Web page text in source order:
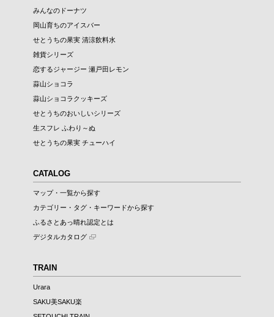
みんなのドーナツ
岡山育ちのアイスバー
せとうちの果実 清涼飲料水
雑貨シリーズ
恋するジャージー 瀬戸田レモン
蒜山ショコラ
蒜山ショコラクッキーズ
せとうちのおいしいシリーズ
生スフレ ふわり～ぬ
せとうちの果実 チューハイ
CATALOG
マップ・一覧から探す
カテゴリー・タグ・キーワードから探す
ふるさとあっ晴れ認定とは
デジタルカタログ
TRAIN
Urara
SAKU美SAKU楽